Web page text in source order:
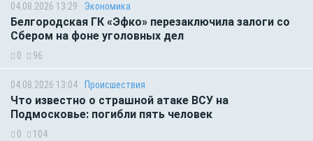
04.08.2026 13:29 Экономика
Белгородская ГК «Эфко» перезаключила залоги со
Сбером на фоне уголовных дел
0 96
04.08.2026 13:04 Происшествия
Что известно о страшной атаке ВСУ на
Подмосковье: погибли пять человек
0 104